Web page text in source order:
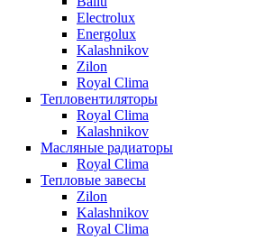
Electrolux
Energolux
Kalashnikov
Zilon
Royal Clima
Тепловентиляторы
Royal Clima
Kalashnikov
Масляные радиаторы
Royal Clima
Тепловые завесы
Zilon
Kalashnikov
Royal Clima